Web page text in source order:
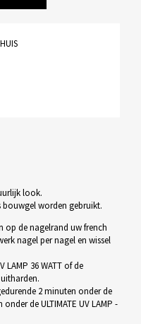
look.
worden gebruikt.
op de nagelrand uw french
nagel per nagel en wissel
LAMP 36 WATT of de
uitharden.
2 minuten onder de
de ULTIMATE UV LAMP -